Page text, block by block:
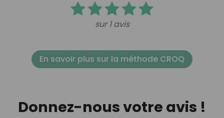
sur 1 avis
En savoir plus sur la méthode CROQ
Donnez-nous votre avis !